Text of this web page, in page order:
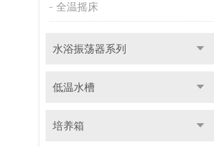
全温摇床
水浴振荡器系列
低温水槽
培养箱